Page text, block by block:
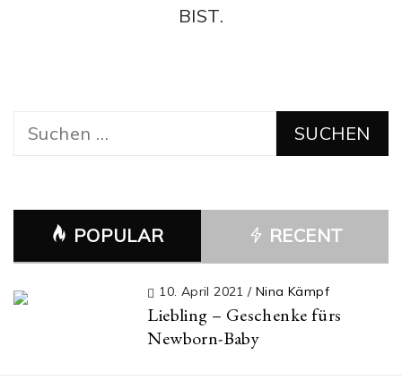
BIST.
Suchen
POPULAR RECENT
10. April 2021/ Nina Kämpf
Liebling – Geschenke fürs
Newborn-Baby